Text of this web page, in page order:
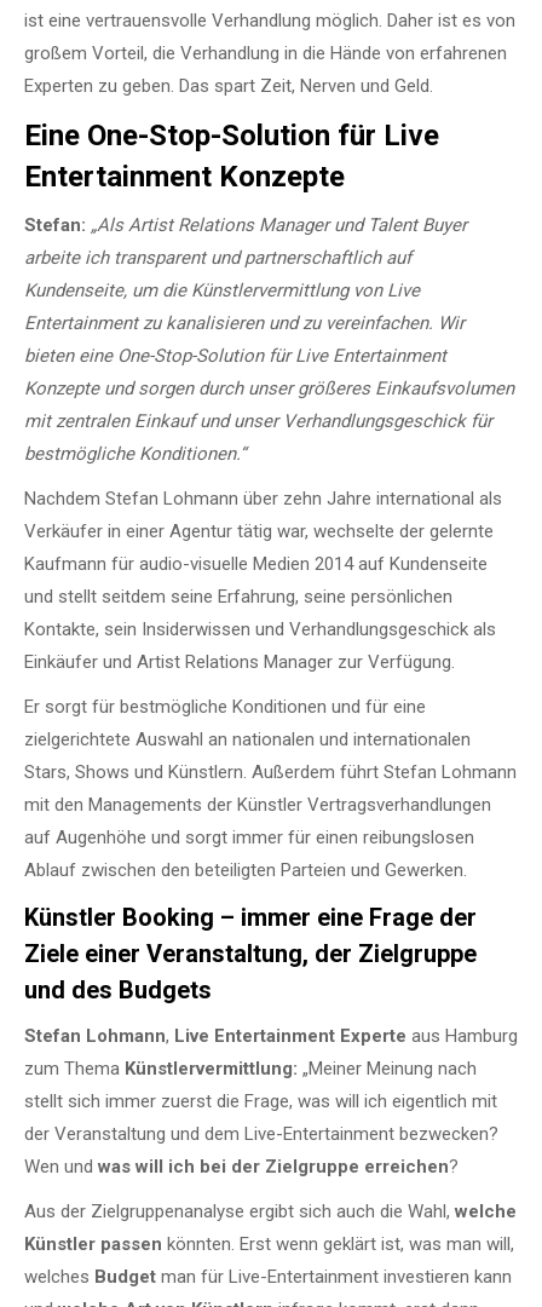
ist eine vertrauensvolle Verhandlung möglich. Daher ist es von
großem Vorteil, die Verhandlung in die Hände von erfahrenen
Experten zu geben. Das spart Zeit, Nerven und Geld.
Eine One-Stop-Solution für Live
Entertainment Konzepte
Stefan: „Als Artist Relations Manager und Talent Buyer
arbeite ich transparent und partnerschaftlich auf
Kundenseite, um die Künstlervermittlung von Live
Entertainment zu kanalisieren und zu vereinfachen. Wir
bieten eine One-Stop-Solution für Live Entertainment
Konzepte und sorgen durch unser größeres Einkaufsvolumen
mit zentralen Einkauf und unser Verhandlungsgeschick für
bestmögliche Konditionen.“
Nachdem Stefan Lohmann über zehn Jahre international als
Verkäufer in einer Agentur tätig war, wechselte der gelernte
Kaufmann für audio-visuelle Medien 2014 auf Kundenseite
und stellt seitdem seine Erfahrung, seine persönlichen
Kontakte, sein Insiderwissen und Verhandlungsgeschick als
Einkäufer und Artist Relations Manager zur Verfügung.
Er sorgt für bestmögliche Konditionen und für eine
zielgerichtete Auswahl an nationalen und internationalen
Stars, Shows und Künstlern. Außerdem führt Stefan Lohmann
mit den Managements der Künstler Vertragsverhandlungen
auf Augenhöhe und sorgt immer für einen reibungslosen
Ablauf zwischen den beteiligten Parteien und Gewerken.
Künstler Booking – immer eine Frage der
Ziele einer Veranstaltung, der Zielgruppe
und des Budgets
Stefan Lohmann, Live Entertainment Experte aus Hamburg
zum Thema Künstlervermittlung: „Meiner Meinung nach
stellt sich immer zuerst die Frage, was will ich eigentlich mit
der Veranstaltung und dem Live-Entertainment bezwecken?
Wen und was will ich bei der Zielgruppe erreichen?
Aus der Zielgruppenanalyse ergibt sich auch die Wahl, welche
Künstler passen könnten. Erst wenn geklärt ist, was man will,
welches Budget man für Live-Entertainment investieren kann